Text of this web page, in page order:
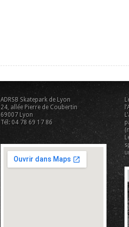
ADRSB Skatepark de Lyon
24, allée Pierre de Coubertin
69007 Lyon
Tél: 04 78 69 17 86